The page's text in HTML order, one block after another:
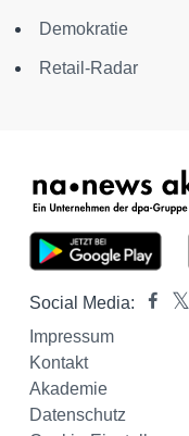
Demokratie
Retail-Radar
Social Media:
Impressum
Kontakt
Akademie
Datenschutz